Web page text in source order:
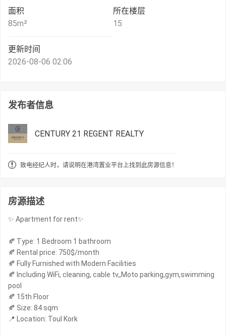
面积
85m²
所在楼层
15
更新时间
2026-08-06 02:06
发布者信息
CENTURY 21 REGENT REALTY
致电经纪人时，请说明在港湾置业平台上找到此房源信息！
房源描述
✨ Apartment for rent✨
🍂 Type: 1 Bedroom 1 bathroom
🍂 Rental price: 750$/month
🍂 Fully Furnished with Modern Facilities
🍂 Including WiFi, cleaning, cable tv,,Moto parking,gym,swimming
pool
🍂 15th Floor
🍂 Size: 84 sqm
📍 Location: Toul Kork